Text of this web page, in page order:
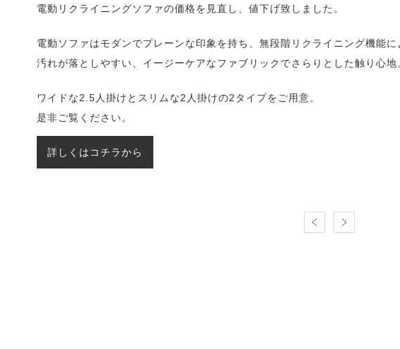
電動リクライニングソファの価格を見直し、値下げ致しました。
電動ソファはモダンでプレーンな印象を持ち、無段階リクライニング機能
汚れが落としやすい、イージーケアなファブリックでさらりとした触り心地
ワイドな2.5人掛けとスリムな2人掛けの2タイプをご用意。
是非ご覧ください。
詳しくはコチラから